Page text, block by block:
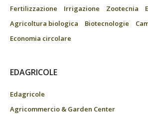
Fertilizzazione
Irrigazione Zootecnia
Agricoltura biologica
Biotecnologie
Economia circolare
EDAGRICOLE
Edagricole
Agricommercio & Garden Center